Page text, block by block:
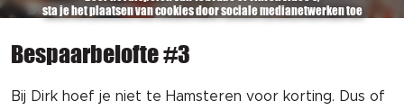
sta je het plaatsen van cookies door sociale medianetwerken toe
Bespaarbelofte #3
Bij Dirk hoef je niet te Hamsteren voor korting. Dus of